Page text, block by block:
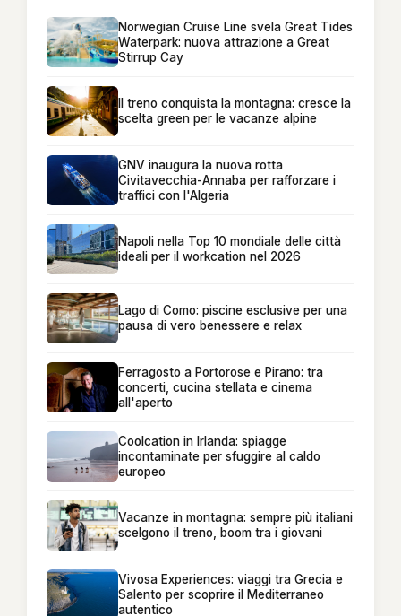
Norwegian Cruise Line svela Great Tides
Waterpark: nuova attrazione a Great
Stirrup Cay
Il treno conquista la montagna: cresce la
scelta green per le vacanze alpine
GNV inaugura la nuova rotta
Civitavecchia-Annaba per rafforzare i
traffici con l'Algeria
Napoli nella Top 10 mondiale delle città
ideali per il workcation nel 2026
Lago di Como: piscine esclusive per una
pausa di vero benessere e relax
Ferragosto a Portorose e Pirano: tra
concerti, cucina stellata e cinema
all'aperto
Coolcation in Irlanda: spiagge
incontaminate per sfuggire al caldo
europeo
Vacanze in montagna: sempre più italiani
scelgono il treno, boom tra i giovani
Vivosa Experiences: viaggi tra Grecia e
Salento per scoprire il Mediterraneo
autentico